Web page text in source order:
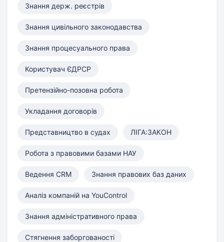
Знання держ. реєстрів
Знання цивільного законодавства
Знання процесуального права
Користувач ЄДРСР
Претензійно-позовна робота
Укладання договорів
Представництво в судах ЛІГА:ЗАКОН
Робота з правовими базами НАУ
Ведення CRM Знання правових баз даних
Аналіз компаній на YouControl
Знання адміністративного права
Стягнення заборгованості